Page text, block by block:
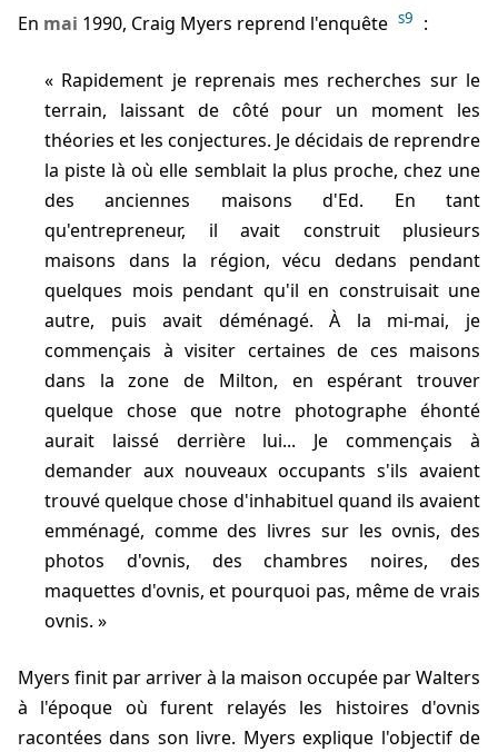
En mai 1990, Craig Myers reprend l'enquête s9 :
Rapidement je reprenais mes recherches sur le
terrain, laissant de côté pour un moment les
théories et les conjectures. Je décidais de reprendre
la piste là où elle semblait la plus proche, chez une
des anciennes maisons d'Ed. En tant
qu'entrepreneur, il avait construit plusieurs
maisons dans la région, vécu dedans pendant
quelques mois pendant qu'il en construisait une
autre, puis avait déménagé. À la mi-mai, je
commençais à visiter certaines de ces maisons
dans la zone de Milton, en espérant trouver
quelque chose que notre photographe éhonté
aurait laissé derrière lui... Je commençais à
demander aux nouveaux occupants s'ils avaient
trouvé quelque chose d'inhabituel quand ils avaient
emménagé, comme des livres sur les ovnis, des
photos d'ovnis, des chambres noires, des
maquettes d'ovnis, et pourquoi pas, même de vrais
ovnis.
Myers finit par arriver à la maison occupée par Walters
à l'époque où furent relayés les histoires d'ovnis
racontées dans son livre. Myers explique l'objectif de